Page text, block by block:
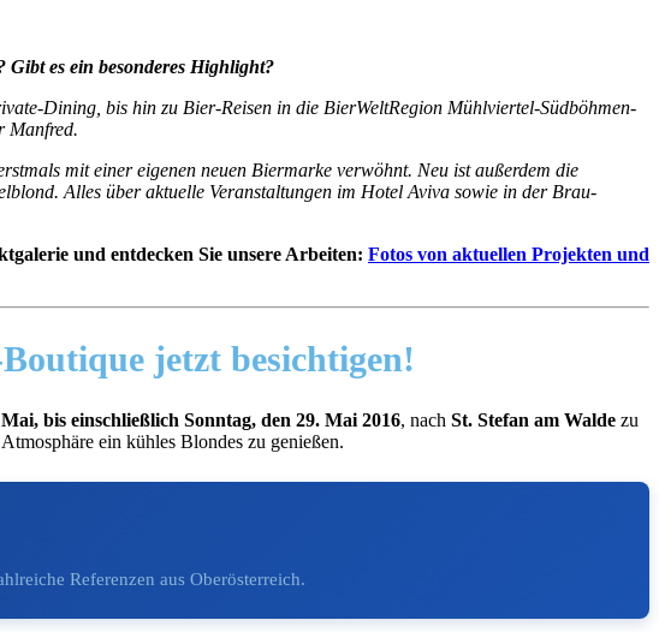
Gibt es ein besonderes Highlight?
Dining, bis hin zu Bier-Reisen in die BierWeltRegion Mühlviertel-Südböhmen-
Manfred.
mit einer eigenen neuen Biermarke verwöhnt. Neu ist außerdem die
Alles über aktuelle Veranstaltungen im Hotel Aviva sowie in der Brau-
und entdecken Sie unsere Arbeiten: Fotos von aktuellen Projekten und
jetzt besichtigen!
bis einschließlich Sonntag, den 29. Mai 2016, nach St. Stefan am Walde zu
ein kühles Blondes zu genießen.
Referenzen aus Oberösterreich.